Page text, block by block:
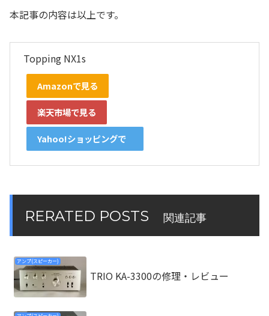
本記事の内容は以上です。
Topping NX1s
Amazonで見る
楽天市場で見る
Yahoo!ショッピングで
RERATED POSTS 関連記事
アンプ(スピーカー)
TRIO KA-3300の修理・レビュー